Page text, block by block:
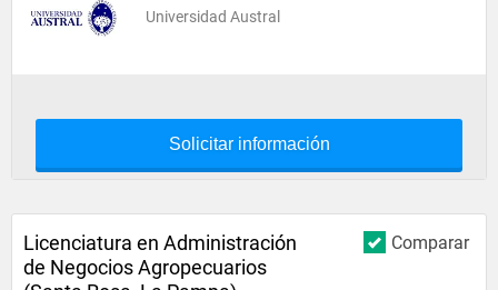
Universidad Austral
Solicitar información
Comparar
Licenciatura en Administración
de Negocios Agropecuarios